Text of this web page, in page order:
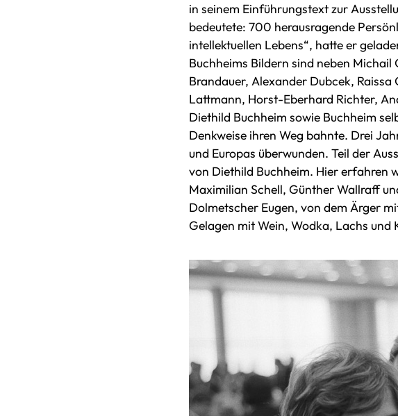
in seinem Einführungstext zur
bedeutete: 700 herausragende
intellektuellen Lebens“, hatte er
Buchheims Bildern sind neben
Brandauer, Alexander Dubcek,
Lattmann, Horst-Eberhard Richter,
Diethild Buchheim sowie Buchheim
Denkweise ihren Weg bahnte. Drei
und Europas überwunden. Teil der
von Diethild Buchheim. Hier erfahren
Maximilian Schell, Günther Wallraff
Dolmetscher Eugen, von dem Ärger
Gelagen mit Wein, Wodka, Lachs und